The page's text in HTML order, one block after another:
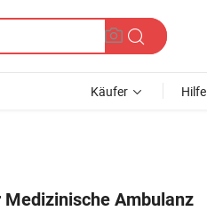
Käufer Hilfe
Ambulanz